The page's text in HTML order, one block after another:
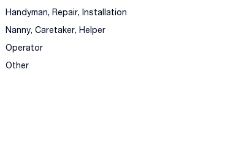
Handyman, Repair, Installation
Nanny, Caretaker, Helper
Operator
Other